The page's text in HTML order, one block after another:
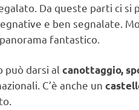
Da queste parti ci si
e ben segnalate.
fantastico.
può darsi al canottaggio,
C’è anche un